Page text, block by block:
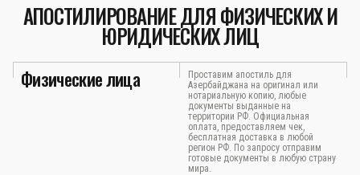
АПОСТИЛИРОВАНИЕ ДЛЯ ФИЗИЧЕСКИХ И
ЮРИДИЧЕСКИХ ЛИЦ
Физические лица
Проставим апостиль для
Азербайджана на оригинал или
нотариальную копию, любые
документы выданные на
территории РФ. Официальная
оплата, предоставляем чек,
бесплатная доставка в любой
регион РФ. По запросу отправим
готовые документы в любую страну
мира.